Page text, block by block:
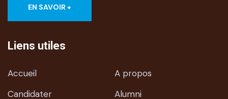
EN SAVOIR +
Liens utiles
Accueil
A propos
Candidater
Alumni